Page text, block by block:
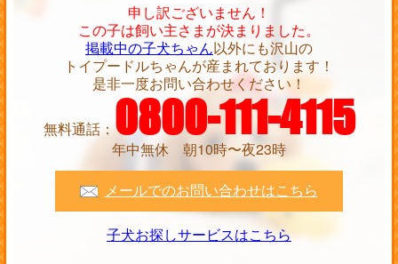
申し訳ございません！
この子は飼い主さまが決まりました。
掲載中の子犬ちゃん以外にも沢山の
トイプードルちゃんが産まれております！
是非一度お問い合わせください！
無料通話：0800-111-4115
年中無休 朝10時〜夜23時
メールでのお問い合わせはこちら
子犬お探しサービスはこちら